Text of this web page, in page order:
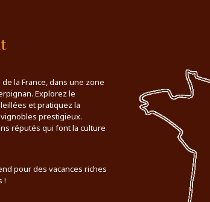
la France, dans une zone
Explorez le
et pratiquez la
prestigieux.
réputés qui font la culture
pour des vacances riches
!